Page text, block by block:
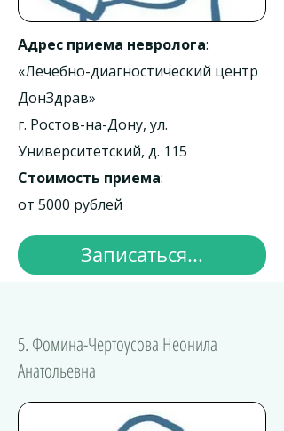
Адрес приема невролога:
«Лечебно-диагностический центр
ДонЗдрав»
г. Ростов-на-Дону, ул.
Университетский, д. 115
Стоимость приема:
от 5000 рублей
Записаться...
5. Фомина-Чертоусова Неонила
Анатольевна